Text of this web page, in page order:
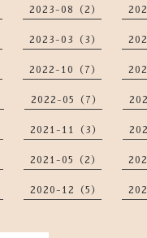
2023-08（2）
2023-03（3）
2022-10（7）
2022-05（7）
2021-11（3）
2021-05（2）
2020-12（5）